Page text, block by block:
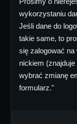
wykorzystaniu
Jeśli dane do
takie same, to
się zalogować
nickiem
wybrać zmianę
formularz."